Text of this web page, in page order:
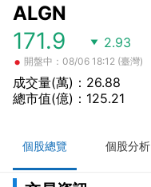
ALGN
171.9 2.93
• 開盤中：08/06 18:12 (臺灣)
成交量(萬)：26.88
總市值(億)：125.21
個股總覽 個股分析